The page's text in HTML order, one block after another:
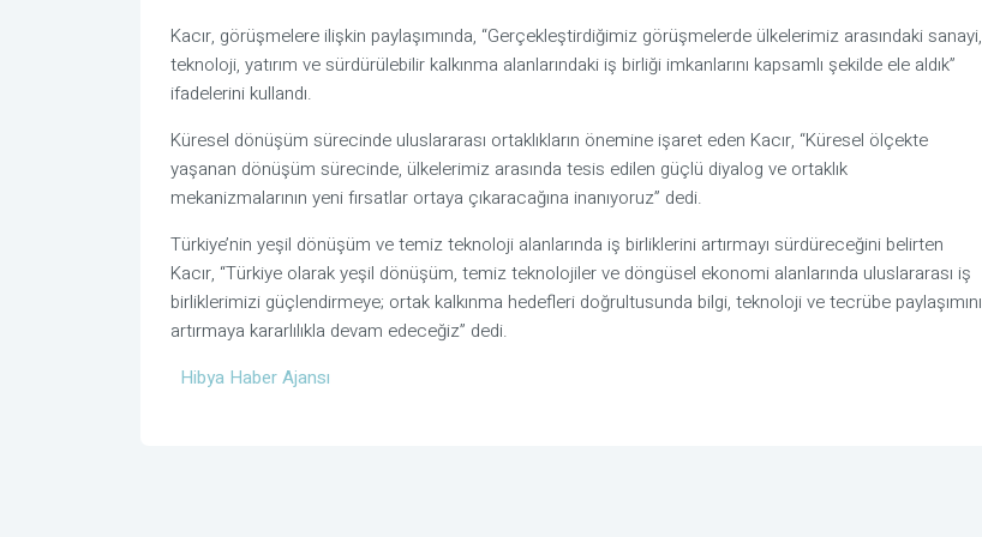
Kacır, görüşmelere ilişkin paylaşımında, “Gerçekleştirdiğimiz görüşmelerde ülkelerimiz arasındaki sanayi,
teknoloji, yatırım ve sürdürülebilir kalkınma alanlarındaki iş birliği imkanlarını kapsamlı şekilde ele aldık”
ifadelerini kullandı.
Küresel dönüşüm sürecinde uluslararası ortaklıkların önemine işaret eden Kacır, “Küresel ölçekte
yaşanan dönüşüm sürecinde, ülkelerimiz arasında tesis edilen güçlü diyalog ve ortaklık
mekanizmalarının yeni fırsatlar ortaya çıkaracağına inanıyoruz” dedi.
Türkiye’nin yeşil dönüşüm ve temiz teknoloji alanlarında iş birliklerini artırmayı sürdüreceğini belirten
Kacır, “Türkiye olarak yeşil dönüşüm, temiz teknolojiler ve döngüsel ekonomi alanlarında uluslararası iş
birliklerimizi güçlendirmeye; ortak kalkınma hedefleri doğrultusunda bilgi, teknoloji ve tecrübe paylaşımını
artırmaya kararlılıkla devam edeceğiz” dedi.
Hibya Haber Ajansı